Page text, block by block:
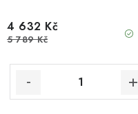
4 632 Kč
5 789 Kč